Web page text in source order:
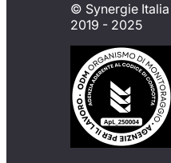
© Synergie Italia
2019 - 2025